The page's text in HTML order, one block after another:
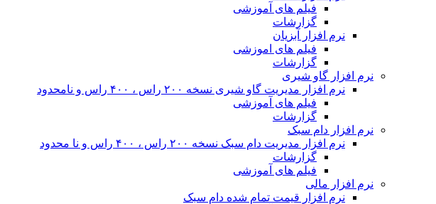
فیلم های آموزشی
گزارشات
نرم افزار آبزیان
فیلم های اموزشی
گزارشات
نرم افزار گاو شیری
نرم افزار مدیریت گاو شیری نسخه ۲۰۰ راس ، ۴۰۰ راس و نامحدود
فیلم های آموزشی
گزارشات
نرم افزار دام سبک
نرم افزار مدیریت دام سبک نسخه ۲۰۰ راس ، ۴۰۰ راس و نا محدود
گزارشات
فیلم های آموزشی
نرم افزار مالی
نرم افزار قیمت تمام شده دام سبک